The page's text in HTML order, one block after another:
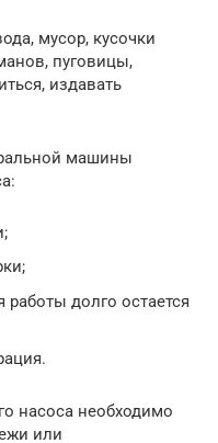
мусор, кусочки
пуговицы,
издавать
машины
долго остается
насоса необходимо
или